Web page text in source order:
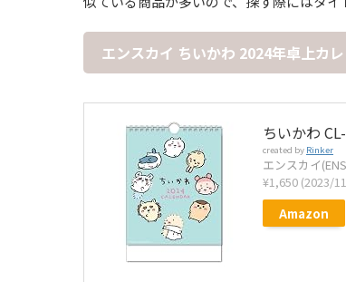
エンスカイ ちいかわ 2024年卓上カレ
ちいかわ
created by Rinker
エンスカイ
¥1,650 (2023/
Amazon